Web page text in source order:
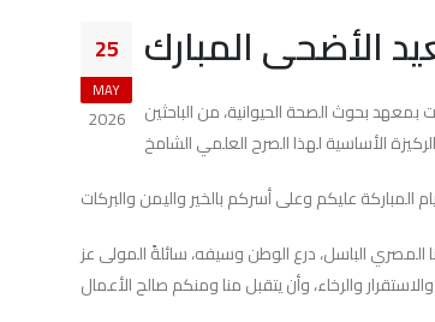
25
MAY
2026
الأضحى المبارك
بمعهد بحوث الصحة الحيوانية، من الباحثين
المصري الباسل، درع الوطن وسيفه، سائلةً المولى عز